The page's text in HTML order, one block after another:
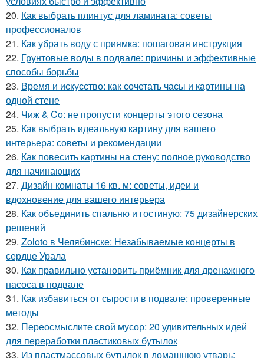
20. Как выбрать плинтус для ламината: советы
профессионалов
21. Как убрать воду с приямка: пошаговая инструкция
22. Грунтовые воды в подвале: причины и эффективные
способы борьбы
23. Время и искусство: как сочетать часы и картины на
одной стене
24. Чиж & Co: не пропусти концерты этого сезона
25. Как выбрать идеальную картину для вашего
интерьера: советы и рекомендации
26. Как повесить картины на стену: полное руководство
для начинающих
27. Дизайн комнаты 16 кв. м: советы, идеи и
вдохновение для вашего интерьера
28. Как объединить спальню и гостиную: 75 дизайнерских
решений
29. Zoloto в Челябинске: Незабываемые концерты в
сердце Урала
30. Как правильно установить приёмник для дренажного
насоса в подвале
31. Как избавиться от сырости в подвале: проверенные
методы
32. Переосмыслите свой мусор: 20 удивительных идей
для переработки пластиковых бутылок
33. Из пластмассовых бутылок в домашнюю утварь: